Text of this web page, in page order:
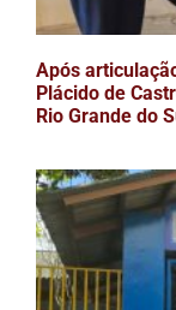
Após
Plácido de
Rio Grande do